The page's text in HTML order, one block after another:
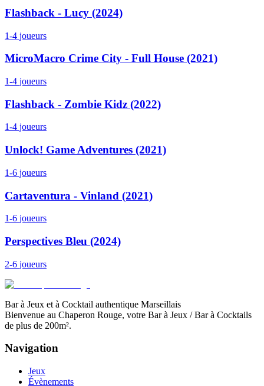
Flashback - Lucy (2024)
1-4 joueurs
MicroMacro Crime City - Full House (2021)
1-4 joueurs
Flashback - Zombie Kidz (2022)
1-4 joueurs
Unlock! Game Adventures (2021)
1-6 joueurs
Cartaventura - Vinland (2021)
1-6 joueurs
Perspectives Bleu (2024)
2-6 joueurs
Bar à Jeux et à Cocktail authentique Marseillais
Bienvenue au Chaperon Rouge, votre Bar à Jeux / Bar à Cocktails
de plus de 200m².
Navigation
Jeux
Évènements